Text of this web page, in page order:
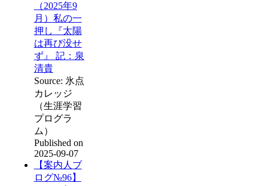
（2025年9
月）私の一
押し『太陽
は再び没せ
ず』 記：泉
清貴
Source: 氷点
カレッジ
（生涯学習
プログラ
ム）
Published on
2025-09-07
【案内人ブ
ログ№96】